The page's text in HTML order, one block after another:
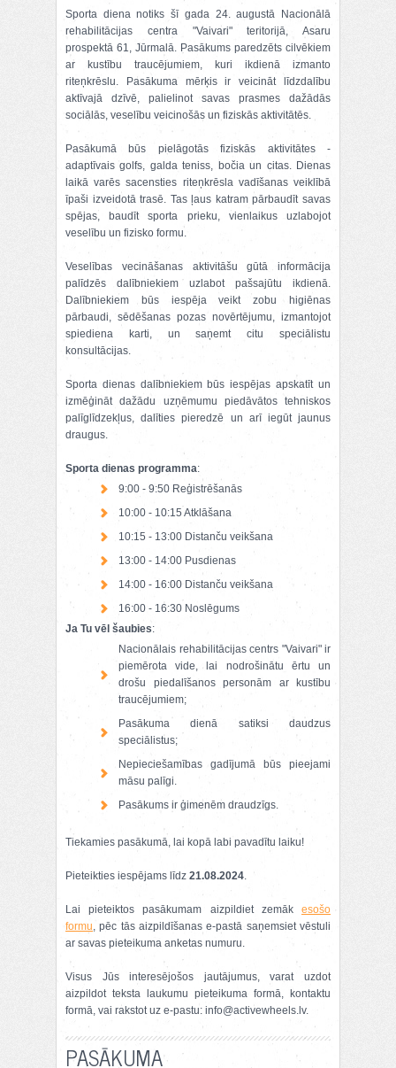
Sporta diena notiks šī gada 24. augustā Nacionālā
rehabilitācijas centra "Vaivari" teritorijā, Asaru
prospektā 61, Jūrmalā. Pasākums paredzēts cilvēkiem
ar kustību traucējumiem, kuri ikdienā izmanto
riteņkrēslu. Pasākuma mērķis ir veicināt līdzdalību
aktīvajā dzīvē, palielinot savas prasmes dažādās
sociālās, veselību veicinošās un fiziskās aktivitātēs.
Pasākumā būs pielāgotās fiziskās aktivitātes -
adaptīvais golfs, galda teniss, bočia un citas. Dienas
laikā varēs sacensties riteņkrēsla vadīšanas veiklībā
īpaši izveidotā trasē. Tas ļaus katram pārbaudīt savas
spējas, baudīt sporta prieku, vienlaikus uzlabojot
veselību un fizisko formu.
Veselības vecināšanas aktivitāšu gūtā informācija
palīdzēs dalībniekiem uzlabot pašsajūtu ikdienā.
Dalībniekiem būs iespēja veikt zobu higiēnas
pārbaudi, sēdēšanas pozas novērtējumu, izmantojot
spiediena karti, un saņemt citu speciālistu
konsultācijas.
Sporta dienas dalībniekiem būs iespējas apskatīt un
izmēģināt dažādu uzņēmumu piedāvātos tehniskos
palīglīdzekļus, dalīties pieredzē un arī iegūt jaunus
draugus.
Sporta dienas programma:
9:00 - 9:50 Reģistrēšanās
10:00 - 10:15 Atklāšana
10:15 - 13:00 Distanču veikšana
13:00 - 14:00 Pusdienas
14:00 - 16:00 Distanču veikšana
16:00 - 16:30 Noslēgums
Ja Tu vēl šaubies:
Nacionālais rehabilitācijas centrs "Vaivari" ir
piemērota vide, lai nodrošinātu ērtu un
drošu piedalīšanos personām ar kustību
traucējumiem;
Pasākuma dienā satiksi daudzus
speciālistus;
Nepieciešamības gadījumā būs pieejami
māsu palīgi.
Pasākums ir ģimenēm draudzīgs.
Tiekamies pasākumā, lai kopā labi pavadītu laiku!
Pieteikties iespējams līdz 21.08.2024.
Lai pieteiktos pasākumam aizpildiet zemāk esošo
formu, pēc tās aizpildīšanas e-pastā saņemsiet vēstuli
ar savas pieteikuma anketas numuru.
Visus Jūs interesējošos jautājumus, varat uzdot
aizpildot teksta laukumu pieteikuma formā, kontaktu
formā, vai rakstot uz e-pastu: info@activewheels.lv.
PASĀKUMA